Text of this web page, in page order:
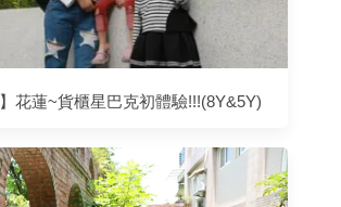
】花蓮~貨櫃星巴克初體驗!!!(8Y&5Y)